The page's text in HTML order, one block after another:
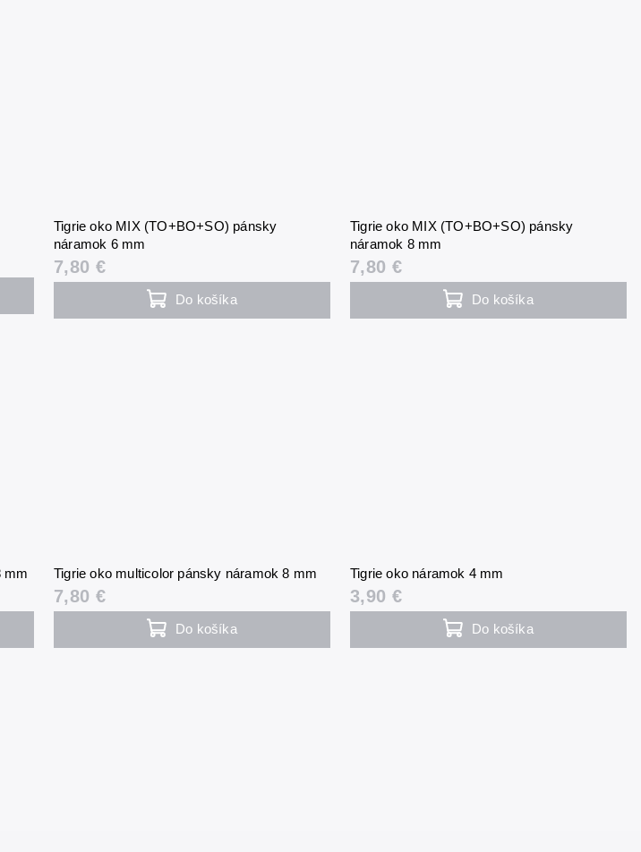
Tigrie oko MIX (TO+BO+SO) pánsky
náramok 6 mm
7,80 €
Do košíka
Tigrie oko MIX (TO+BO+SO) pánsky
náramok 8 mm
7,80 €
Do košíka
mm Tigrie oko multicolor pánsky náramok 8 mm
7,80 €
Do košíka
Tigrie oko náramok 4 mm
3,90 €
Do košíka